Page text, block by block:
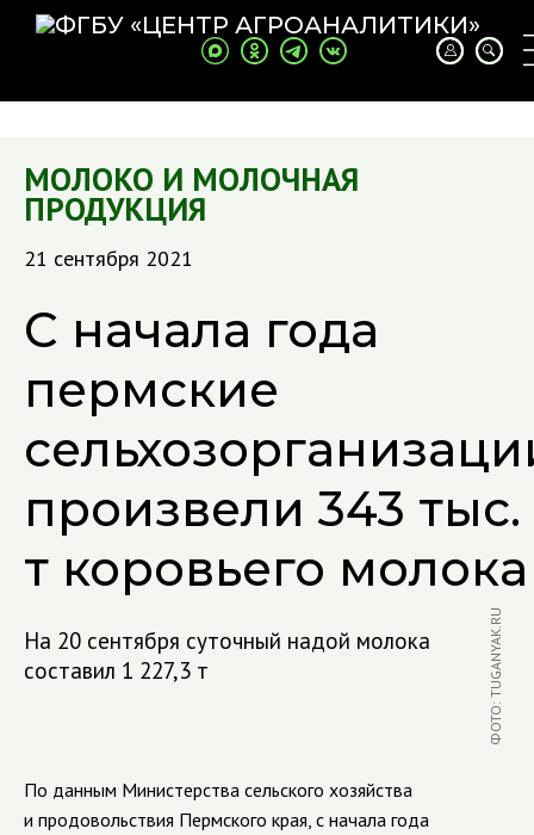
МОЛОКО И МОЛОЧНАЯ
ПРОДУКЦИЯ
21 сентября 2021
С начала года
пермские
произвели 343 тыс.
т коровьего молока
На 20 сентября суточный надой молока
составил 1 227,3 т
ФОТО: TUGANYAK.RU
По данным Министерства сельского хозяйства
и продовольствия Пермского края, с начала года